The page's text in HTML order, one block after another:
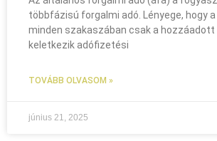
többfázisú forgalmi adó. Lényege, hogy
minden szakaszában csak a
keletkezik adófizetési
TOVÁBB OLVASOM »
június 21, 2025